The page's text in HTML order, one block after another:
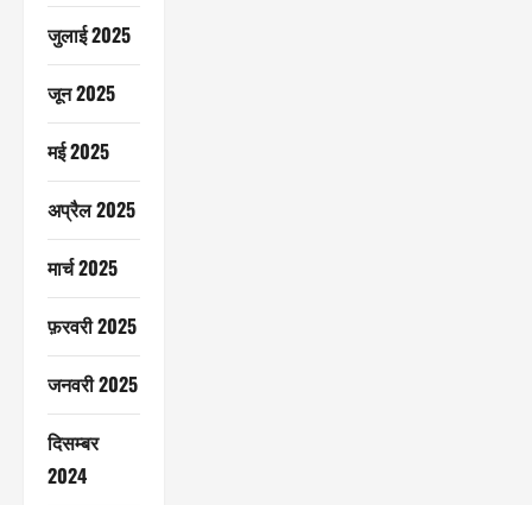
जुलाई 2025
जून 2025
मई 2025
अप्रैल 2025
मार्च 2025
फ़रवरी 2025
जनवरी 2025
दिसम्बर
2024